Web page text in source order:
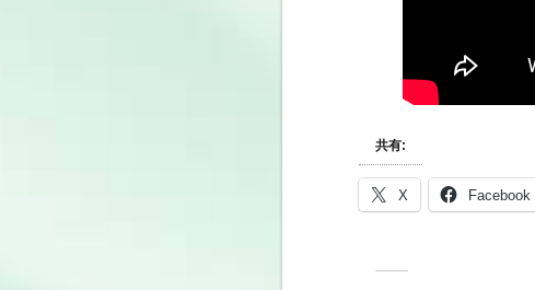
共有:
X Facebook